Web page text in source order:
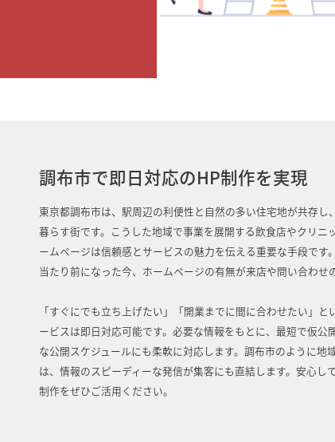
調布市で即日対応のHP制作を実現
東京都調布市は、駅周辺の利便性と自然の多い住宅地が共存
暮らす街です。こうした地域で事業を展開する飲食店やクリニ
ームページは信頼感とサービスの魅力を伝える重要な手段で
当たり前になった今、ホームページの有無が来店や問い合わ
「すぐにでも立ち上げたい」「開業までに間に合わせたい」
ービスは即日対応可能です。必要な情報をもとに、最短で仮公
な公開スケジュールにも柔軟に対応します。調布市のように地
は、情報のスピーディーな発信が集客にも直結します。安心し
制作をぜひご活用ください。